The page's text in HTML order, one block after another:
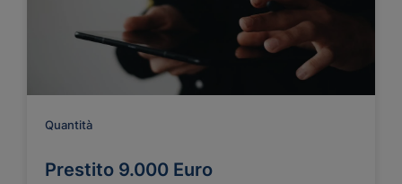
Quantità
Prestito 9.000 Euro